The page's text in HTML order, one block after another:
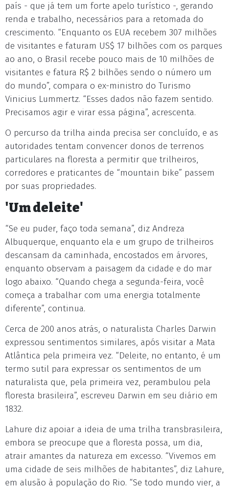
país - que já tem um forte apelo turístico -, gerando
renda e trabalho, necessários para a retomada do
crescimento. “Enquanto os EUA recebem 307 milhões
de visitantes e faturam US$ 17 bilhões com os parques
ao ano, o Brasil recebe pouco mais de 10 milhões de
visitantes e fatura R$ 2 bilhões sendo o número um
do mundo”, compara o ex-ministro do Turismo
Vinicius Lummertz. “Esses dados não fazem sentido.
Precisamos agir e virar essa página”, acrescenta.
O percurso da trilha ainda precisa ser concluído, e as
autoridades tentam convencer donos de terrenos
particulares na floresta a permitir que trilheiros,
corredores e praticantes de “mountain bike” passem
por suas propriedades.
'Um deleite'
“Se eu puder, faço toda semana”, diz Andreza
Albuquerque, enquanto ela e um grupo de trilheiros
descansam da caminhada, encostados em árvores,
enquanto observam a paisagem da cidade e do mar
logo abaixo. “Quando chega a segunda-feira, você
começa a trabalhar com uma energia totalmente
diferente”, continua.
Cerca de 200 anos atrás, o naturalista Charles Darwin
expressou sentimentos similares, após visitar a Mata
Atlântica pela primeira vez. “Deleite, no entanto, é um
termo sutil para expressar os sentimentos de um
naturalista que, pela primeira vez, perambulou pela
floresta brasileira”, escreveu Darwin em seu diário em
1832.
Lahure diz apoiar a ideia de uma trilha transbrasileira,
embora se preocupe que a floresta possa, um dia,
atrair amantes da natureza em excesso. “Vivemos em
uma cidade de seis milhões de habitantes”, diz Lahure,
em alusão à população do Rio. “Se todo mundo vier, a